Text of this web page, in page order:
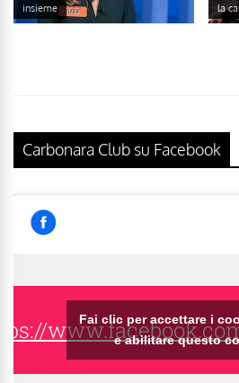
insieme
la
Carbonara Club su Facebook
Fai clic per accettare i
e abilitare questo